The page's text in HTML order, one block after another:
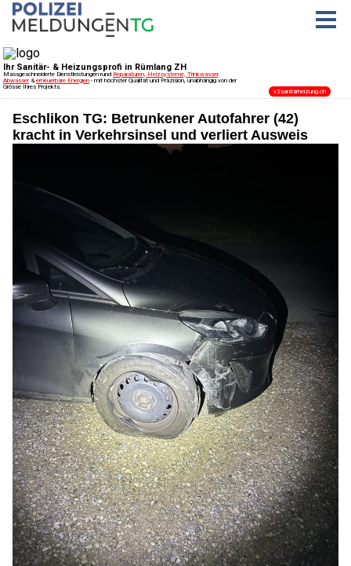
Eschlikon TG: Betrunkener Autofahrer (42)
kracht in Verkehrsinsel und verliert Ausweis